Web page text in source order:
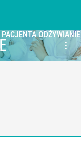
ODŻYWIANIE